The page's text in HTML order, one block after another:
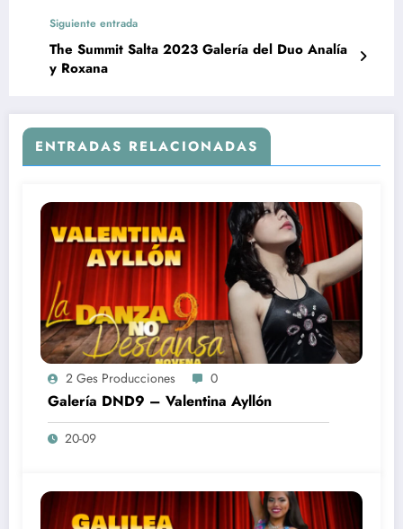
Siguiente entrada
The Summit Salta 2023 Galería del Duo Analía
y Roxana
ENTRADAS RELACIONADAS
2 Ges Producciones 0
Galería DND9 – Valentina Ayllón
20-09